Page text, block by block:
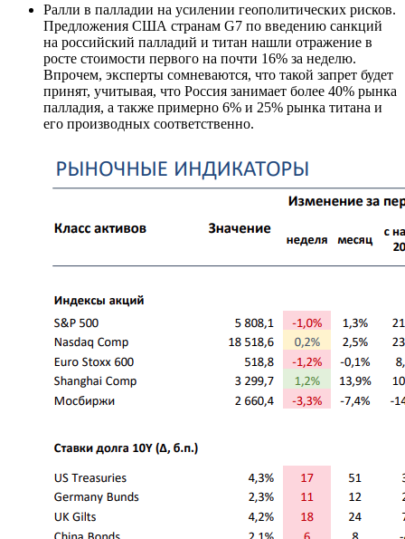
Ралли в палладии на усилении геополитических рисков.
Предложения США странам G7 по введению санкций
на российский палладий и титан нашли отражение в
росте стоимости первого на почти 16% за неделю.
Впрочем, эксперты сомневаются, что такой запрет будет
принят, учитывая, что Россия занимает более 40% рынка
палладия, а также примерно 6% и 25% рынка титана и
его производных соответственно.